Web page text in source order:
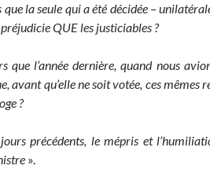
la seule qui a été décidée –
QUE les justiciables ?
l’année dernière, quand nous
avant qu’elle ne soit votée, ces mêmes
?
précédents, le mépris et
».